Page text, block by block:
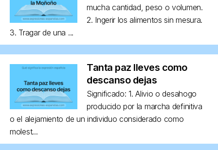
mucha cantidad, peso o volumen.
2. Ingerir los alimentos sin mesura.
3. Tragar de una ...
Tanta paz lleves como
descanso dejas
Significado: 1. Alivio o desahogo
producido por la marcha definitiva
o el alejamiento de un individuo considerado como
molest...